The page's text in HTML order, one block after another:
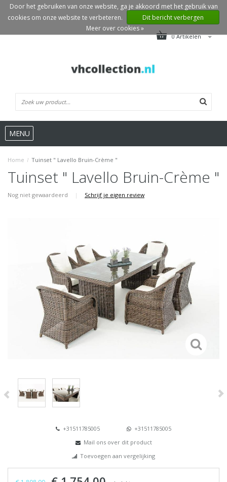
0 Artikelen
MENU
Home / Tuinset " Lavello Bruin-Crème "
Tuinset " Lavello Bruin-Crème "
Nog niet gewaardeerd | Schrijf je eigen review
+31511785005
+31511785005
Mail ons over dit product
Toevoegen aan vergelijking
Door het gebruiken van onze website, ga je akkoord met het gebruik van
cookies om onze website te verbeteren.
Dit bericht verbergen
Meer over cookies »